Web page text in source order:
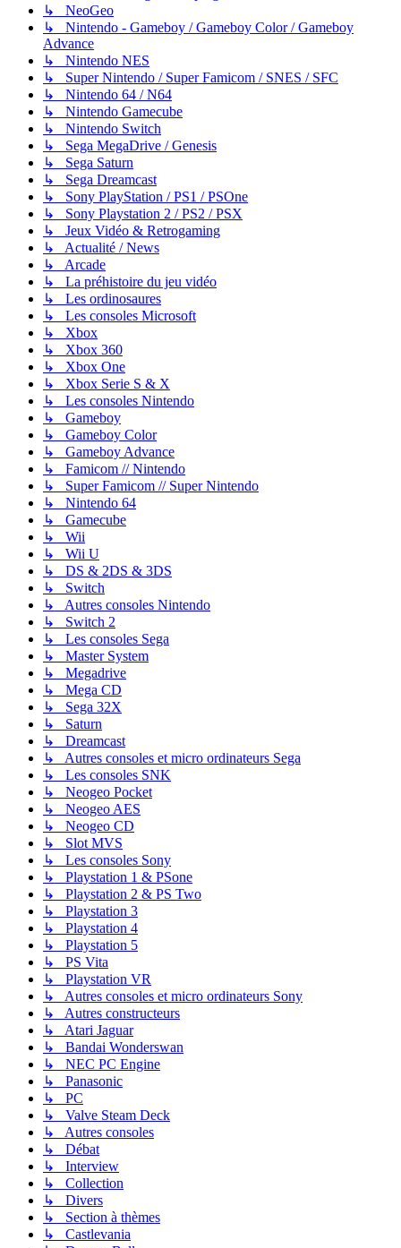
↳ NeoGeo
↳ Nintendo - Gameboy / Gameboy Color / Gameboy
Advance
↳ Nintendo NES
↳ Super Nintendo / Super Famicom / SNES / SFC
↳ Nintendo 64 / N64
↳ Nintendo Gamecube
↳ Nintendo Switch
↳ Sega MegaDrive / Genesis
↳ Sega Saturn
↳ Sega Dreamcast
↳ Sony PlayStation / PS1 / PSOne
↳ Sony Playstation 2 / PS2 / PSX
↳ Jeux Vidéo & Retrogaming
↳ Actualité / News
↳ Arcade
↳ La préhistoire du jeu vidéo
↳ Les ordinosaures
↳ Les consoles Microsoft
↳ Xbox
↳ Xbox 360
↳ Xbox One
↳ Xbox Serie S & X
↳ Les consoles Nintendo
↳ Gameboy
↳ Gameboy Color
↳ Gameboy Advance
↳ Famicom // Nintendo
↳ Super Famicom // Super Nintendo
↳ Nintendo 64
↳ Gamecube
↳ Wii
↳ Wii U
↳ DS & 2DS & 3DS
↳ Switch
↳ Autres consoles Nintendo
↳ Switch 2
↳ Les consoles Sega
↳ Master System
↳ Megadrive
↳ Mega CD
↳ Sega 32X
↳ Saturn
↳ Dreamcast
↳ Autres consoles et micro ordinateurs Sega
↳ Les consoles SNK
↳ Neogeo Pocket
↳ Neogeo AES
↳ Neogeo CD
↳ Slot MVS
↳ Les consoles Sony
↳ Playstation 1 & PSone
↳ Playstation 2 & PS Two
↳ Playstation 3
↳ Playstation 4
↳ Playstation 5
↳ PS Vita
↳ Playstation VR
↳ Autres consoles et micro ordinateurs Sony
↳ Autres constructeurs
↳ Atari Jaguar
↳ Bandai Wonderswan
↳ NEC PC Engine
↳ Panasonic
↳ PC
↳ Valve Steam Deck
↳ Autres consoles
↳ Débat
↳ Interview
↳ Collection
↳ Divers
↳ Section à thèmes
↳ Castlevania